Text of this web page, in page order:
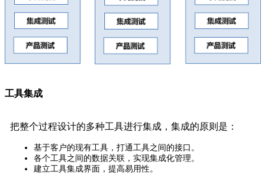
工具集成
把整个过程设计的多种工具进行集成，集成的原则是：
基于客户的现有工具，打通工具之间的接口。
各个工具之间的数据关联，实现集成化管理。
建立工具集成界面，提高易用性。